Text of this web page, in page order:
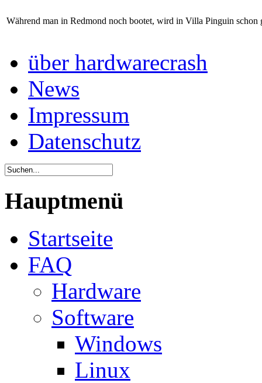
Während man in Redmond noch bootet, wird in Villa Pinguin schon
über hardwarecrash
News
Impressum
Datenschutz
Hauptmenü
Startseite
FAQ
Hardware
Software
Windows
Linux